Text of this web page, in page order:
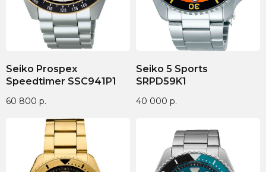
Seiko Prospex
Speedtimer SSC941P1
60 800 р.
Seiko 5 Sports
SRPD59K1
40 000 р.